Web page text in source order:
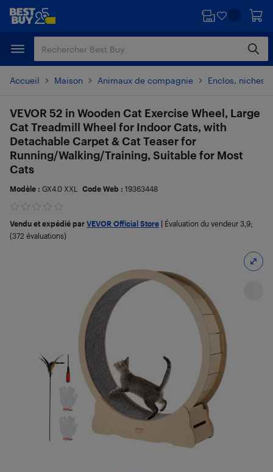
Passer
principal
Passer
Accueil Maison Animaux de compagnie Enclos, niches
VEVOR 52 in Wooden Cat Exercise Wheel, Large
Cat Treadmill Wheel for Indoor Cats, with
Detachable Carpet & Cat Teaser for
Running/Walking/Training, Suitable for Most
Cats
Modèle : GX4.0 XXL Code Web : 19363448
Vendu et expédié par VEVOR Official Store Évaluation du vendeur 3,9;
(372 évaluations)